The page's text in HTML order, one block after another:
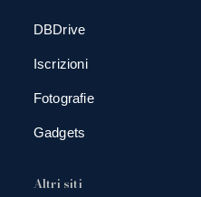
DBDrive
Iscrizioni
Fotografie
Gadgets
Altri siti